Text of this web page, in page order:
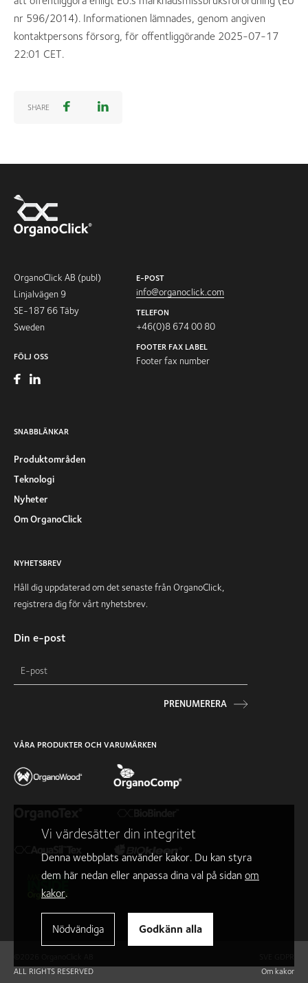
nr 596/2014). Informationen lämnades, genom angiven
kontaktpersons försorg, för offentliggörande 2025-07-17
22:01 CET.
SHARE
OrganoClick AB (publ)
Linjalvägen 9
SE-187 66 Täby
Sweden
FÖLJ OSS
E-POST
info@organoclick.com
TELEFON
+46(0)8 674 00 80
FOOTER FAX LABEL
Footer fax number
SNABBLÄNKAR
Produktområden
Teknologi
Nyheter
Om OrganoClick
NYHETSBREV
Håll dig uppdaterad om det senaste från OrganoClick,
registrera dig för vårt nyhetsbrev.
Din e-post
PRENUMERERA
VÅRA PRODUKTER OCH VARUMÄRKEN
ALL RIGHTS RESERVED
Om kakor
Vi värdesätter din integritet
Denna webbplats använder kakor. Du kan styra
dem här nedan eller anpassa dina val på sidan om
kakor.
Nödvändiga Godkänn alla